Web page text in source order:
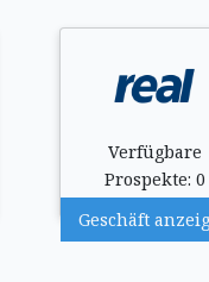
Verfügbare
Prospekte: 0
Geschäft